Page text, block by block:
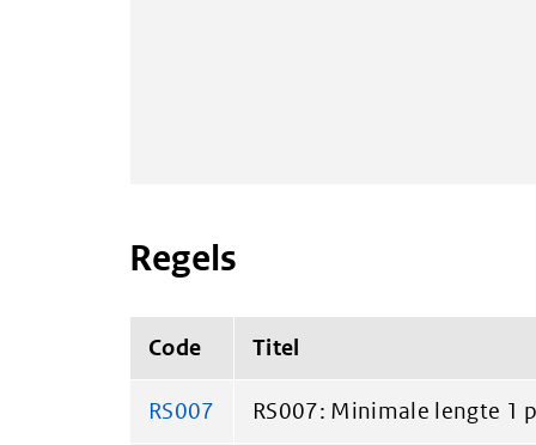
Regels
Code Titel
RS007 RS007: Minimale lengte 1